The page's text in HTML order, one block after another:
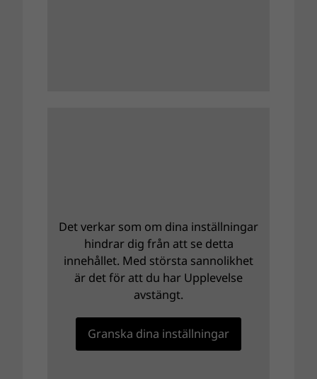
Det verkar som om dina inställningar
hindrar dig från att se detta
innehållet. Med största sannolikhet
är det för att du har Upplevelse
avstängt.
Granska dina inställningar